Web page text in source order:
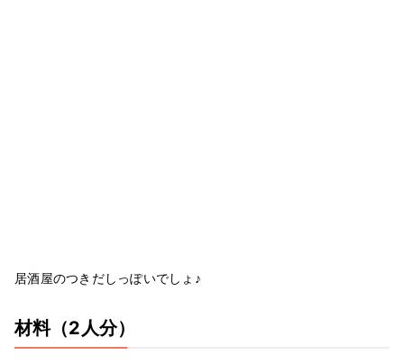
居酒屋のつきだしっぽいでしょ♪
材料（2人分）